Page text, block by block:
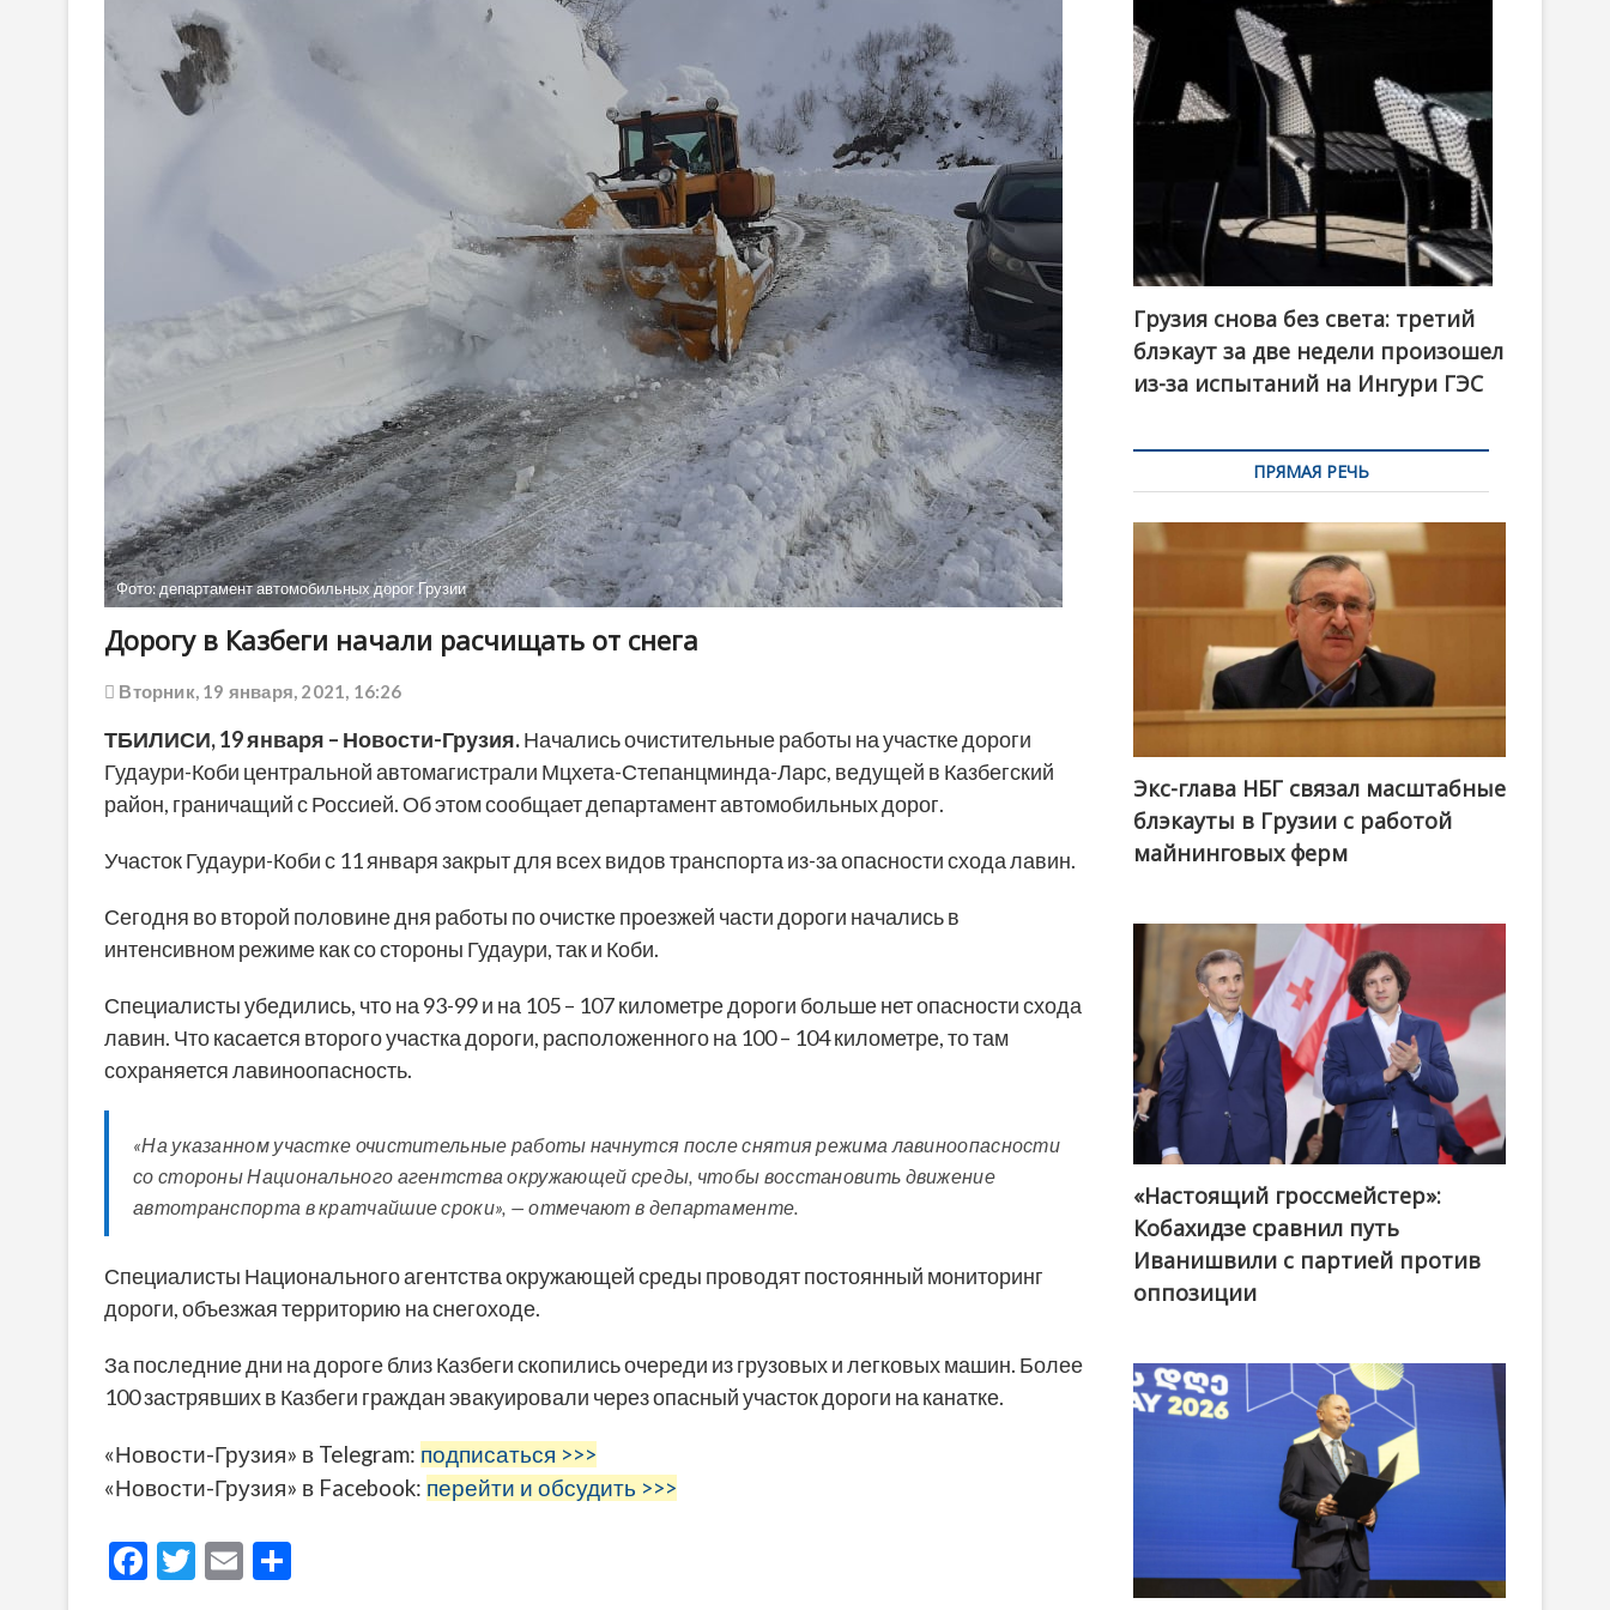
Фото: департамент автомобильных дорог Грузии
Дорогу в Казбеги начали расчищать от снега
Вторник, 19 января, 2021, 16:26
ТБИЛИСИ,19января – Новости-Грузия.Начались очистительные работы на участке дороги
Гудаури-Коби центральной автомагистрали Мцхета-Степанцминда-Ларс, ведущей в Казбегский
район, граничащий с Россией. Об этом сообщает департамент автомобильных дорог.
Участок Гудаури-Коби с 11 января закрыт для всех видов транспорта из-за опасности схода лавин.
Сегодня во второй половине дня работы по очистке проезжей части дороги начались в
интенсивном режиме как со стороны Гудаури, так и Коби.
Специалисты убедились, что на 93-99 и на 105 – 107 километре дороги больше нет опасности схода
лавин. Что касается второго участка дороги, расположенного на 100 – 104 километре, то там
сохраняется лавиноопасность.
«На указанном участке очистительные работы начнутся после снятия режима лавиноопасности
со стороны Национального агентства окружающей среды, чтобы восстановить движение
автотранспорта в кратчайшие сроки», — отмечают в департаменте.
Специалисты Национального агентства окружающей среды проводят постоянный мониторинг
дороги, объезжая территорию на снегоходе.
За последние дни на дороге близ Казбеги скопились очереди из грузовых и легковых машин. Более
100 застрявших в Казбеги граждан эвакуировали через опасный участок дороги на канатке.
«Новости-Грузия» в Telegram: подписаться >>>
«Новости-Грузия» в Facebook: перейти и обсудить >>>
F
T
E
Грузия снова без света: третий
блэкаут за две недели произошел
из-за испытаний на Ингури ГЭС
ПРЯМАЯ РЕЧЬ
Экс-глава НБГ связал масштабные
блэкауты в Грузии с работой
майнинговых ферм
@ქართული ოცნება / Georgian Dream
«Настоящий гроссмейстер»:
Кобахидзе сравнил путь
Иванишвили с партией против
оппозиции